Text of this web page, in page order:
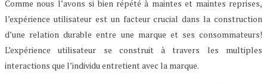
Comme nous l’avons si bien répété à maintes et maintes reprises,
l’expérience utilisateur est un facteur crucial dans la construction
d’une relation durable entre une marque et ses consommateurs!
L’expérience utilisateur se construit à travers les multiples
interactions que l’individu entretient avec la marque.